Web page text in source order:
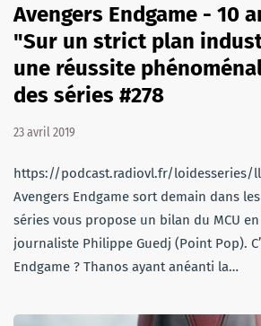
Avengers Endgame - 10
"Sur un strict plan
une réussite
des séries #278
23 avril 2019
https://podcast.radiovl.fr/loidesseries/
Avengers Endgame sort demain dans
séries vous propose un bilan du MCU
journaliste Philippe Guedj (Point Pop).
Endgame ? Thanos ayant anéanti la…